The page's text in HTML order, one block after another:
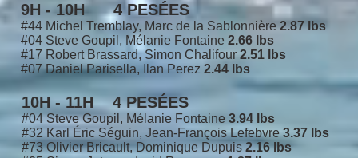
9H - 10H 4 PESÉES
#44 Michel Tremblay, Marc de la Sablonnière2.87 lbs
#04 Steve Goupil, Mélanie Fontaine 2.66 lbs
#17 Robert Brassard, Simon Chalifour 2.51 lbs
#07 Daniel Parisella, Ilan Perez 2.44 lbs
10H - 11H 4 PESÉES
#04 Steve Goupil, Mélanie Fontaine 3.94 lbs
#32 Karl Éric Séguin, Jean-François Lefebvre 3.37 lbs
#73 Olivier Bricault, Dominique Dupuis2.16 lbs